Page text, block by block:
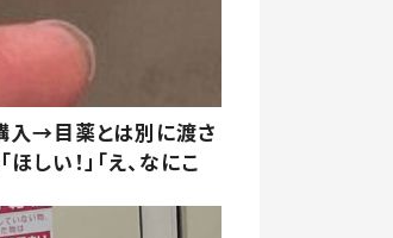
入→目薬とは別に渡さ
い！」「え、なにこ